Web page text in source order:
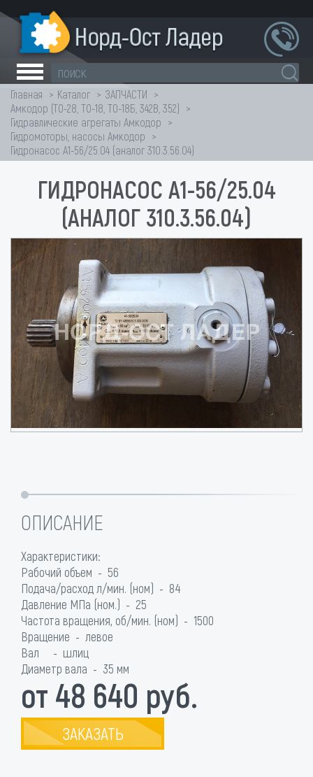
Главная Каталог
ЗАПЧАСТИ
Амкодор (ТО-28, ТО-18, ТО-18Б, 342В, 352)
Гидравлические агрегаты Амкодор
Гидромоторы, насосы Амкодор
Гидронасос А1-56/25.04 (аналог 310.3.56.04)
ГИДРОНАСОС А1-56/25.04
(АНАЛОГ 310.3.56.04)
ОПИСАНИЕ
Характеристики:
Рабочий объем - 56
Подача/расход л/мин. (ном) - 84
Давление МПа (ном.) - 25
Частота вращения, об/мин. (ном) - 1500
Вращение - левое
Вал - шлиц
Диаметр вала - 35 мм
от 48 640 руб.
ЗАКАЗАТЬ